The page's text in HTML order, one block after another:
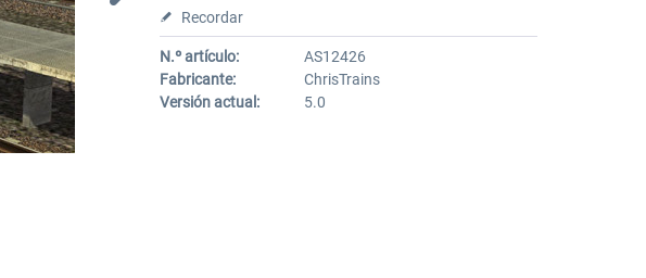
Recordar
N.º artículo:
AS12426
Fabricante:
ChrisTrains
Versión actual:
5.0